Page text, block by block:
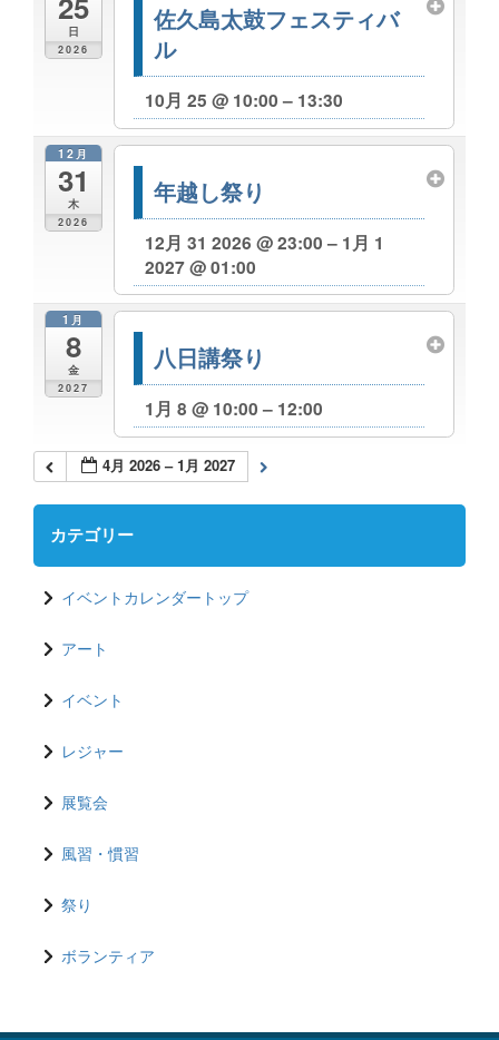
日
2026
佐久島太鼓フェスティバ
ル
10月 25 @ 10:00 – 13:30
12月
31
木
2026
年越し祭り
12月 31 2026 @ 23:00 – 1月 1
2027 @ 01:00
1月
8
金
2027
八日講祭り
1月 8 @ 10:00 – 12:00
4月 2026 – 1月 2027
カテゴリー
イベントカレンダートップ
アート
イベント
レジャー
展覧会
風習・慣習
祭り
ボランティア